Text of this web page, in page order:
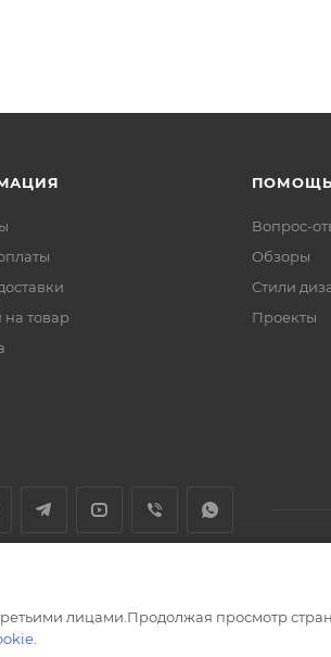
на товар
ПОМОЩЬ
Вопрос-
Обзоры
Стили
Проекты
лицами.Продолжая просмотр